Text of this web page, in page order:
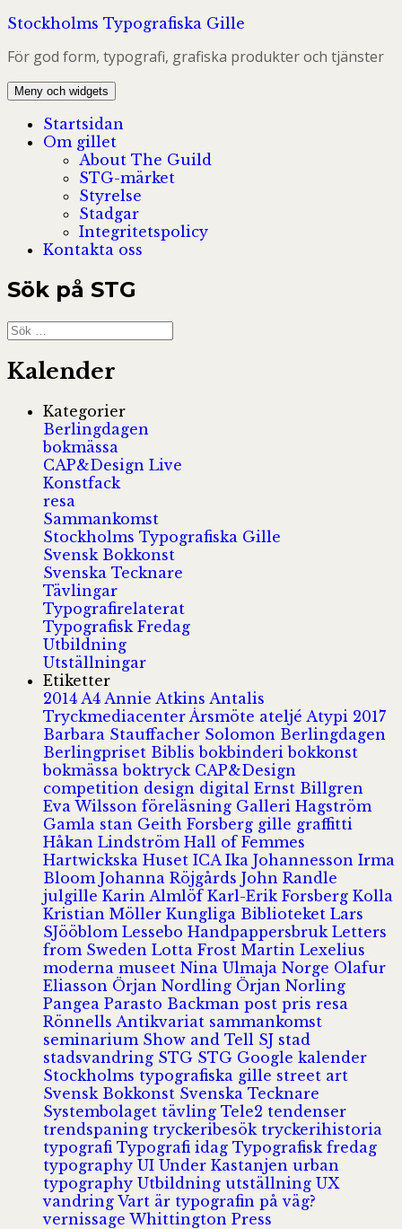
Hoppa
innehåll
Stockholms Typografiska Gille
För god form, typografi, grafiska produkter och tjänster
Meny och widgets
Startsidan
Om gillet
About The Guild
STG-märket
Styrelse
Stadgar
Integritetspolicy
Kontakta oss
Sök på STG
Sök
efter:
Kalender
Kategorier
Berlingdagen
bokmässa
CAP&Design Live
Konstfack
resa
Sammankomst
Stockholms Typografiska Gille
Svensk Bokkonst
Svenska Tecknare
Tävlingar
Typografirelaterat
Typografisk Fredag
Utbildning
Utställningar
Etiketter
2014 A4 Annie Atkins Antalis
Tryckmediacenter Årsmöte ateljé Atypi 2017
Barbara Stauffacher Solomon Berlingdagen
Berlingpriset Biblisbokbinderibokkonst
bokmässaboktryck CAP&Design
competition design digital Ernst Billgren
Eva Wilsson föreläsning Galleri Hagström
Gamla stan Geith Forsberg gille graffitti
Håkan Lindström Hall of Femmes
Hartwickska Huset ICA Ika Johannesson Irma
Bloom Johanna Röjgårds John Randle
julgille Karin Almlöf Karl-Erik Forsberg Kolla
Kristian Möller Kungliga Biblioteket Lars
SJööblom Lessebo Handpappersbruk Letters
from Sweden Lotta Frost Martin Lexelius
moderna museet Nina Ulmaja Norge Olafur
Eliasson Örjan Nordling Örjan Norling
Pangea Parasto Backman post pris resa
Rönnells Antikvariat sammankomst
seminarium Show and Tell SJ stad
stadsvandring STG STG Google kalender
Stockholms typografiska gille street art
Svensk Bokkonst Svenska Tecknare
Systembolaget tävling Tele2 tendenser
trendspaning tryckeribesök tryckerihistoria
typografi Typografi idag Typografisk fredag
typography UI Under Kastanjen urban
typography Utbildning utställning UX
vandring Vart är typografin på väg?
vernissage Whittington Press